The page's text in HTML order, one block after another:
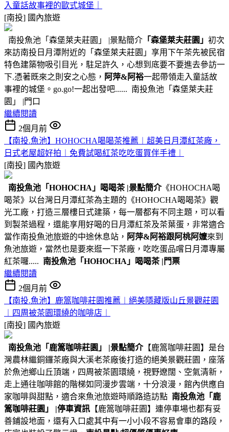
入童話故事裡的歐式城堡｜
[南投] 國內旅遊
南投魚池「森堡萊夫莊園」 |景點簡介 「森堡萊夫莊園」 初次
來訪南投日月潭附近的「森堡萊夫莊園」享用下午茶先被民宿
特色建築物吸引目光，駐足許久，心想到底要不要進去參訪一
下.憑著既來之則安之心態， 阿萍&阿裕一起帶領走入童話故
事裡的城堡。go.go!一起出發吧...... 南投魚池「森堡萊夫莊
園」 |門口
繼續閱讀
2個月前
【南投.魚池】HOHOCHA喝喝茶推薦︱超美日月潭紅茶廠，
日式老屋超好拍︱免費試喝紅茶吃吃蛋買伴手禮︱
[南投] 國內旅遊
南投魚池 「HOHOCHA」喝喝茶 |景點簡介《HOHOCHA喝
喝茶》以台灣日月潭紅茶為主題的《HOHOCHA喝喝茶》觀
光工廠，打造三層樓日式建築，每一層都有不同主題，可以看
到製茶過程，還能享用好喝的日月潭紅茶及茶葉蛋，非常適合
當作南投魚池旅遊的中途休息站， 阿萍&阿裕跟阿桃阿嬤來到
魚池旅遊，當然也是要來逛一下茶廠，吃吃蛋品嚐日月潭專屬
紅茶囉..... 南投魚池 「HOHOCHA」喝喝茶 |門票
繼續閱讀
2個月前
【南投.魚池】鹿篙咖啡莊園推薦︱絕美隱藏版山丘景觀莊園
︱四周被茶園環繞的咖啡店︱
[南投] 國內旅遊
南投魚池 「鹿篙咖啡莊園」 |景點簡介【鹿篙咖啡莊園】是台
灣農林繼銅鑼茶廠與大溪老茶廠後打造的絕美景觀莊園，座落
於魚池鄉山丘頂端，四周被茶園環繞，視野遼闊、空氣清新，
走上通往咖啡館的階梯如同漫步雲端，十分浪漫，館內供應自
家咖啡與甜點，適合來魚池旅遊時順路造訪點 南投魚池 「鹿
篙咖啡莊園」
|停車資訊 【鹿篙咖啡莊園】連停車場也都有妥
善鋪設地面，還有入口處其中有一小小段不容易會車的路段，